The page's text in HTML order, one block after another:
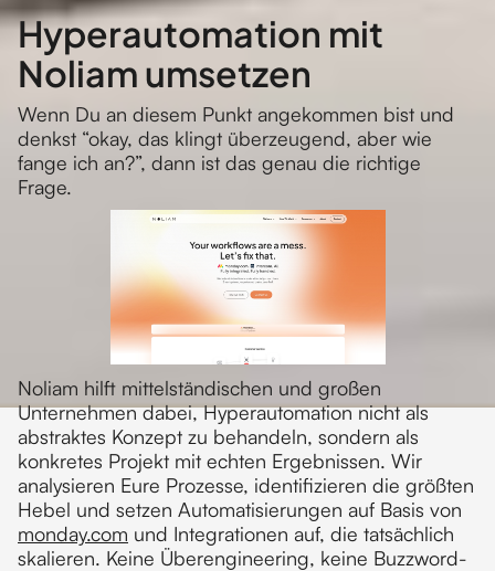
Hyperautomation mit
Noliam umsetzen
Wenn Du an diesem Punkt angekommen bist und
denkst “okay, das klingt überzeugend, aber wie
fange ich an?”, dann ist das genau die richtige
Frage.
Noliam hilft mittelständischen und großen
Unternehmen dabei, Hyperautomation nicht als
abstraktes Konzept zu behandeln, sondern als
konkretes Projekt mit echten Ergebnissen. Wir
analysieren Eure Prozesse, identifizieren die größten
Hebel und setzen Automatisierungen auf Basis von
monday.com und Integrationen auf, die tatsächlich
skalieren. Keine Überengineering, keine Buzzword-